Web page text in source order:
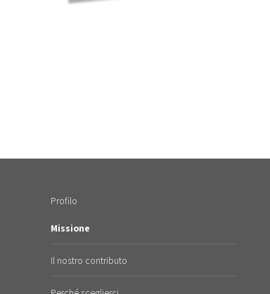
Profilo
Missione
Il nostro contributo